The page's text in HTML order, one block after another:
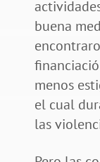
buena
menos
el cual
las